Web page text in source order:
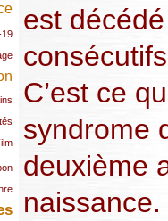
est
C’est ce
syndrome
deuxième
naissance.